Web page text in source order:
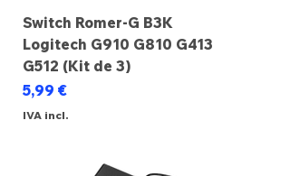
Switch Romer-G B3K
Logitech G910 G810 G413
G512 (Kit de 3)
Preço
5,99 €
IVA incl.